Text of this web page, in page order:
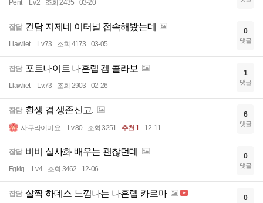
Pent Lv.2 조회 2435 03-20
잡담 건담 지제네 이터널 접속해봤는데
Llawliet Lv.73 조회 4173 03-05
0
댓글
잡담 포트나이트 나혼렙 겜 콜라보
Llawliet Lv.73 조회 2903 02-26
1
댓글
잡담 환생 겸 생존신고.
사쿠라이미요 Lv.80 조회 3251 추천 1 12-11
6
댓글
잡담 비비 실사화 배우는 괜찮던데
Fgkiq Lv.4 조회 3462 12-06
0
댓글
잡담 살짝 하데스 느낌나는 나혼렙 카르마 0